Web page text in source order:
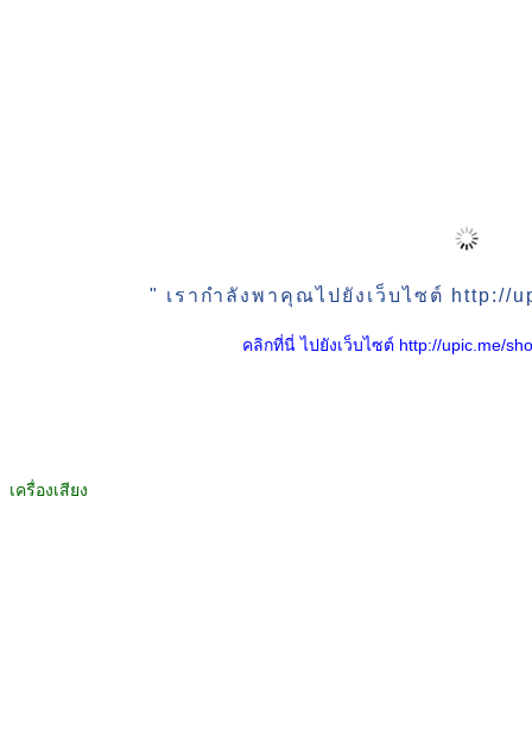
" เรากำลังพาคุณไปยังเว็บไซต์ http://
คลิกที่นี่ ไปยังเว็บไซต์ http://upic.me/
เครื่องเสียง